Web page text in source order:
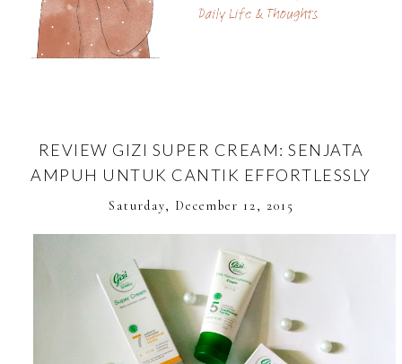
REVIEW GIZI SUPER CREAM: SENJATA
AMPUH UNTUK CANTIK EFFORTLESSLY
Saturday, December 12, 2015